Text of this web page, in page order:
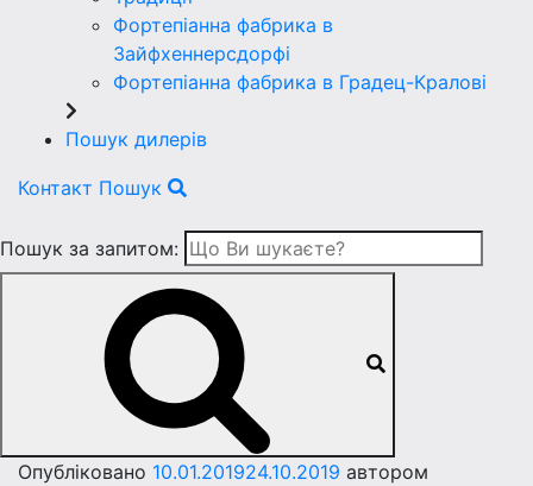
Фортепіанна фабрика в
Зайфхеннерсдорфi
Фортепіанна фабрика в Градец-Краловi
Пошук дилерів
Контакт Пошук
Пошук за запитом:
Опубліковано 10.01.201924.10.2019 автором